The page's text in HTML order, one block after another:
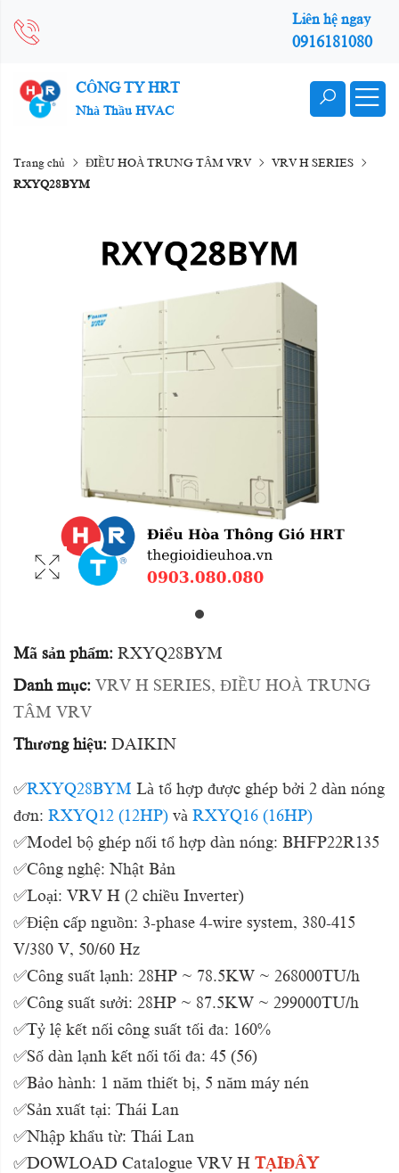
Liên hệ ngay
0916181080
CÔNG TY HRT
Nhà Thầu HVAC
Trang chủ ĐIỀU HOÀ TRUNG TÂM VRV
VRV H SERIES
RXYQ28BYM
Mã sản phẩm: RXYQ28BYM
Danh mục: VRV H SERIES, ĐIỀU HOÀ TRUNG
TÂM VRV
Thương hiệu: DAIKIN
✅RXYQ28BYM Là tổ hợp được ghép bởi 2 dàn nóng
đơn: RXYQ12 (12HP) và RXYQ16 (16HP)
✅Model bộ ghép nối tổ hợp dàn nóng: BHFP22R135
✅Công nghệ: Nhật Bản
✅Loại: VRV H (2 chiều Inverter)
✅Điện cấp nguồn: 3-phase 4-wire system, 380-415
V/380 V, 50/60 Hz
✅Công suất lạnh: 28HP ~ 78.5KW ~ 268000TU/h
✅Công suất sưởi: 28HP ~ 87.5KW ~ 299000TU/h
✅Tỷ lệ kết nối công suất tối đa: 160%
✅Số dàn lạnh kết nối tối đa: 45 (56)
✅Bảo hành: 1 năm thiết bị, 5 năm máy nén
✅Sản xuất tại: Thái Lan
✅Nhập khẩu từ: Thái Lan
✅DOWLOAD Catalogue VRV H TẠIĐÂY